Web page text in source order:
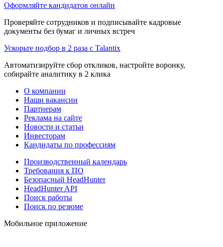
Оформляйте кандидатов онлайн
Проверяйте сотрудников и подписывайте кадровые
документы без бумаг и личных встреч
Ускорьте подбор в 2 раза с Talantix
Автоматизируйте сбор откликов, настройте воронку,
собирайте аналитику в 2 клика
О компании
Наши вакансии
Партнерам
Реклама на сайте
Новости и статьи
Инвесторам
Кандидаты по профессиям
Производственный календарь
Требования к ПО
Безопасный HeadHunter
HeadHunter API
Поиск работы
Поиск по резюме
Мобильное приложение